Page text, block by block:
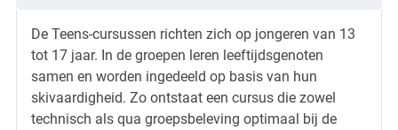
De Teens-cursussen richten zich op jongeren van 13
tot 17 jaar. In de groepen leren leeftijdsgenoten
samen en worden ingedeeld op basis van hun
skivaardigheid. Zo ontstaat een cursus die zowel
technisch als qua groepsbeleving optimaal bij de